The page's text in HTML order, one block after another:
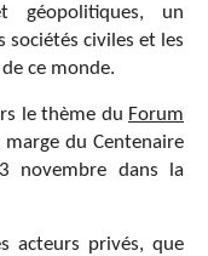
géopolitiques, un
sociétés civiles et les
ce monde.
le thème du Forum
du Centenaire
novembre dans la
acteurs privés, que